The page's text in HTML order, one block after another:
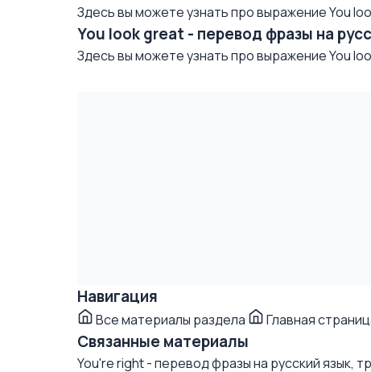
Здесь вы можете узнать про выражение You
You look great - перевод фразы на
Здесь вы можете узнать про выражение You
Навигация
Все материалы раздела Главная
Связанные материалы
You're right - перевод фразы на русский язык,